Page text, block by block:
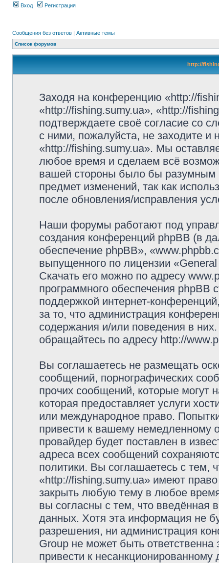
Вход Регистрация
Сообщения без ответов | Активные темы
Список форумов
http://
Заходя на конференцию «http://
«http://fishing.sumy.ua», «http://
подтверждаете своё согласие со
с ними, пожалуйста, не заходите и
«http://fishing.sumy.ua». Мы
любое время и сделаем всё
вашей стороны было бы разумным
предмет изменений, так как
после обновления/исправления
Наши форумы работают под
создания конференций phpBB (в
обеспечение phpBB»,
выпущенного по лицензии
Скачать его можно по адресу
программного обеспечения phpBB
поддержкой интернет-
за то, что администрация
содержания и/или поведения в
обращайтесь по адресу http://
Вы соглашаетесь не размещать
сообщений, порнографических
прочих сообщений, которые могут
которая предоставляет услуги
или международное право.
привести к вашему немедленному
провайдер будет поставлен в
адреса всех сообщений
политики. Вы соглашаетесь с тем,
«http://fishing.sumy.ua» имеют
закрыть любую тему в любое
вы согласны с тем, что введённая
данных. Хотя эта информация не
разрешения, ни администрация
Group не может быть ответственна
привести к несанкционированному